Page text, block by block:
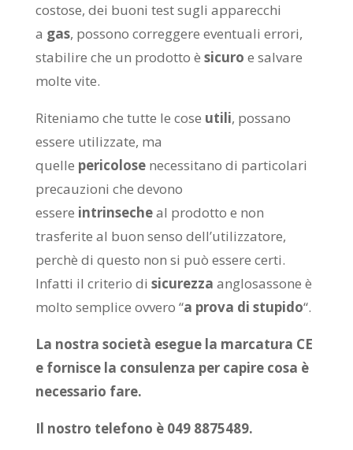
costose, dei buoni test sugli apparecchi
a gas, possono correggere eventuali errori,
stabilire che un prodotto è sicuro e salvare
molte vite.
Riteniamo che tutte le cose utili, possano
essere utilizzate, ma
quelle pericolose necessitano di particolari
precauzioni che devono
essere intrinsecheal prodotto e non
trasferite al buon senso dell’utilizzatore,
perchè di questo non si può essere certi.
Infatti il criterio di sicurezza anglosassone è
molto semplice ovvero “a prova di stupido“.
La nostra società esegue la marcatura CE
e fornisce la consulenza per capire cosa è
necessario fare.
Il nostro telefono è 049 8875489.